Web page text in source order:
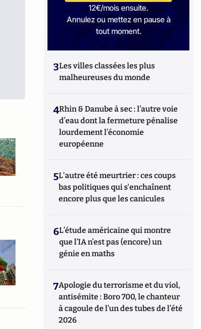
12€/mois ensuite.
Annulez ou mettez en pause à
tout moment.
3Les villes classées les plus
malheureuses du monde
4Rhin & Danube à sec : l’autre voie
d’eau dont la fermeture pénalise
lourdement l’économie
européenne
5L'autre été meurtrier : ces coups
bas politiques qui s'enchaînent
encore plus que les canicules
6L’étude américaine qui montre
que l’IA n’est pas (encore) un
génie en maths
7Apologie du terrorisme et du viol,
antisémite : Boro 700, le chanteur
à cagoule de l’un des tubes de l’été
2026